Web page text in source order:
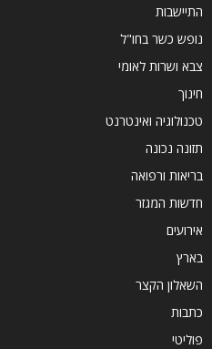
התיישבות
נופש כשר בחו"ל
צבא ושרות לאומי
חינוך
טכנולוגיה ואינטרנט
תזונה נכונה
בריאות ורפואה
חדשות המגזר
אירועים
בארץ
השאלון הקצר
כתבות
פוליטי